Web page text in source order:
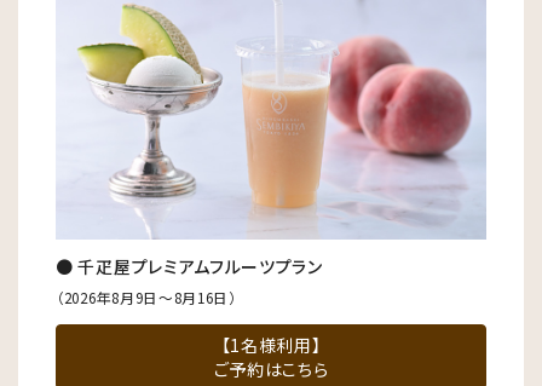
● 千疋屋プレミアムフルーツプラン
（2026年8月9日～8月16日）
【1名様利用】
ご予約はこちら